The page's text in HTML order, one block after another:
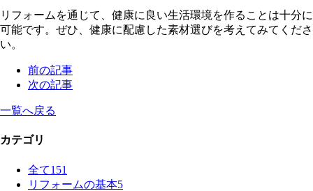
リフォームを通じて、健康に良い生活環境を作ることは十分に
可能です。ぜひ、健康に配慮した素材選びを考えてみてくださ
い。
前の記事
次の記事
一覧へ戻る
カテゴリ
全て151
リフォームの基本5